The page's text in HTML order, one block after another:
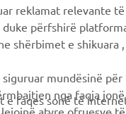
per
reklamat relevante
përfshirë
shërbimet e
mundësinë
nga faqja
atyre ofruesve
faqes sonë të